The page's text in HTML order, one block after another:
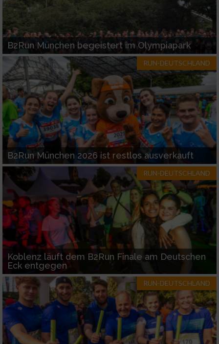
B2Run München begeistert im Olympiapark
RUN-DEUTSCHLAND
B2Run München 2026 ist restlos ausverkauft
RUN-DEUTSCHLAND
Koblenz läuft dem B2Run Finale am Deutschen
Eck entgegen
RUN-DEUTSCHLAND